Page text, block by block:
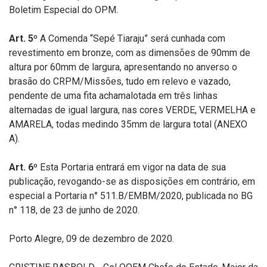
Boletim Especial do OPM.
Art. 5º A Comenda “Sepé Tiaraju” será cunhada com
revestimento em bronze, com as dimensões de 90mm de
altura por 60mm de largura, apresentando no anverso o
brasão do CRPM/Missões, tudo em relevo e vazado,
pendente de uma fita achamalotada em três linhas
alternadas de igual largura, nas cores VERDE, VERMELHA e
AMARELA, todas medindo 35mm de largura total (ANEXO
A).
Art. 6º Esta Portaria entrará em vigor na data de sua
publicação, revogando-se as disposições em contrário, em
especial a Portaria n° 511.B/EMBM/2020, publicada no BG
n° 118, de 23 de junho de 2020.
Porto Alegre, 09 de dezembro de 2020.